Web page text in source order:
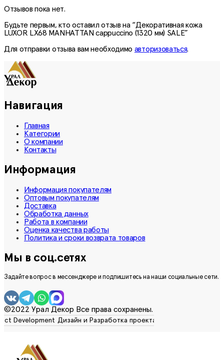
Отзывов пока нет.
Будьте первым, кто оставил отзыв на “Декоративная кожа
LUXOR LX68 MANHATTAN cappuccino (1320 мм) SALE”
Для отправки отзыва вам необходимо авторизоваться.
Навигация
Главная
Категории
О компании
Контакты
Информация
Информация покупателям
Оптовым покупателям
Доставка
Обработка данных
Работа в компании
Оценка качества работы
Политика и сроки возврата товаров
Мы в соц.сетях
Задайте вопрос в мессенджере и подпишитесь на наши социальные сети.
©2022 Урал Декор Все права сохранены.